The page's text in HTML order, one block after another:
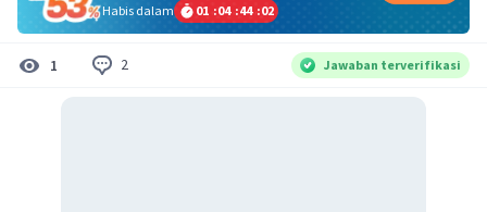
Habis dalam
01 :04 :44 :01
1 2 Jawaban terverifikasi